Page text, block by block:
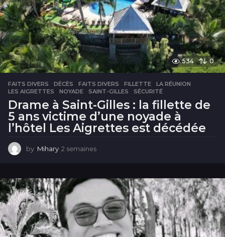
s
534 0
FAITS DIVERS DÉCÈS ,FAITS DIVERS ,FILLETTE ,LA RÉUNION
LES AIGRETTES
,NOYADE ,SAINT-GILLES ,SÉCURITÉ
Drame à Saint-Gilles : la fillette de
5 ans victime d’une noyade à
l’hôtel Les Aigrettes est décédée
by Mihary 2 semaines
m
n
e
s